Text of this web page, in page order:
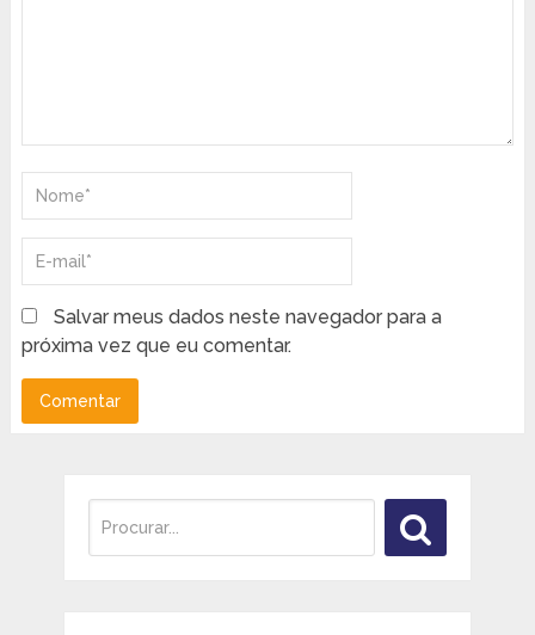
Salvar meus dados neste navegador para a
próxima vez que eu comentar.